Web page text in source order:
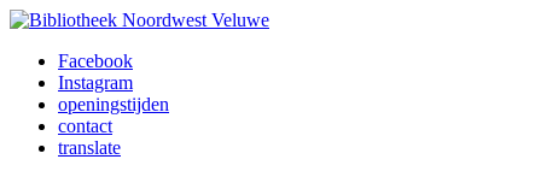
Facebook
Instagram
openingstijden
contact
translate